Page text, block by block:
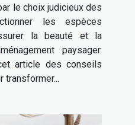
le choix judicieux des
les espèces
la beauté et la
paysager.
article des conseils
transformer...